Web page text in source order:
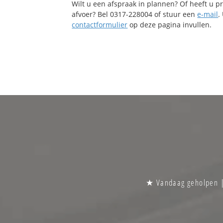
Wilt u een afspraak in plannen? Of heeft u
afvoer? Bel 0317-228004 of stuur eene-mail.
contactformulier op deze pagina invullen.
★ Vandaag geholpen